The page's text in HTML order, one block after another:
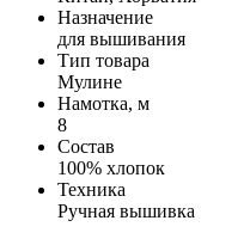
Назначение
для вышивания
Тип товара
Мулине
Намотка, м
8
Состав
100% хлопок
Техника
Ручная вышивка